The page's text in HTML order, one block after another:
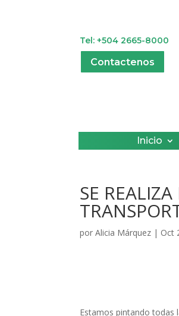
Tel: +504 2665-8000
Contactenos
Inicio
SE
porAlicia Márquez | Oct
Estamos pintando todas